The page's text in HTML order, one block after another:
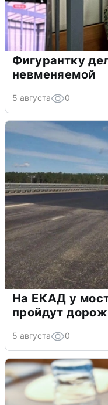
Фигурантку
невменяемой
5 августа 0
На ЕКАД у
пройдут
5 августа 0